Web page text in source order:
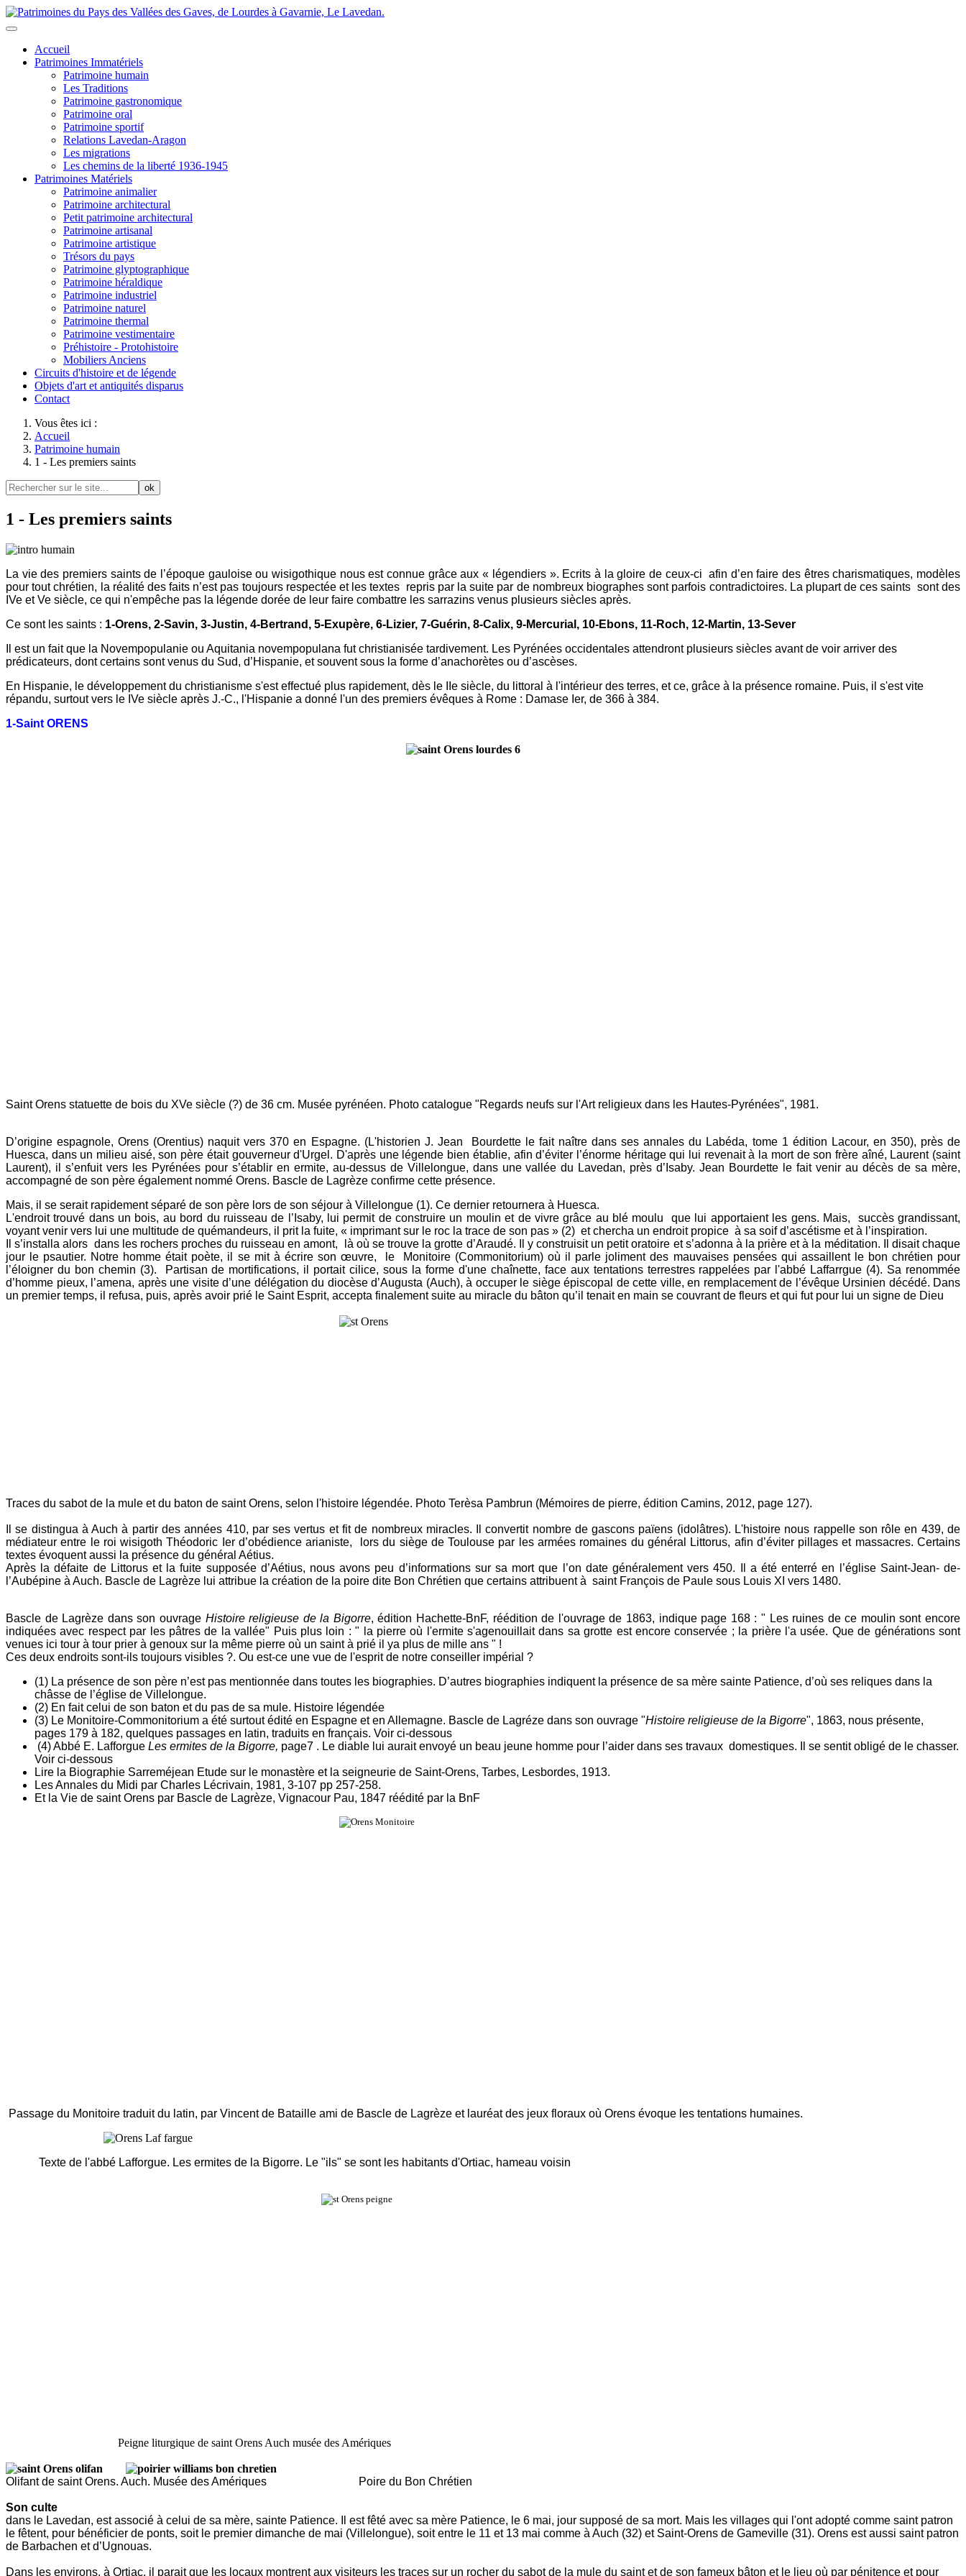
Accueil
Patrimoines Immatériels
Patrimoine humain
Les Traditions
Patrimoine gastronomique
Patrimoine oral
Patrimoine sportif
Relations Lavedan-Aragon
Les migrations
Les chemins de la liberté 1936-1945
Patrimoines Matériels
Patrimoine animalier
Patrimoine architectural
Petit patrimoine architectural
Patrimoine artisanal
Patrimoine artistique
Trésors du pays
Patrimoine glyptographique
Patrimoine héraldique
Patrimoine industriel
Patrimoine naturel
Patrimoine thermal
Patrimoine vestimentaire
Préhistoire - Protohistoire
Mobiliers Anciens
Circuits d'histoire et de légende
Objets d'art et antiquités disparus
Contact
Vous êtes ici :
Accueil
Patrimoine humain
1 - Les premiers saints
ok
1 - Les premiers saints
La vie des premiers saints de l’époque gauloise ou wisigothique nous est connue grâce aux « légendiers ». Ecrits à la gloire de ceux-ci afin d’en faire des êtres charismatiques, modèles
pour tout chrétien, la réalité des faits n’est pas toujours respectée et les textes repris par la suite par de nombreux biographes sont parfois contradictoires. La plupart de ces saints sont des
IVe et Ve siècle, ce qui n'empêche pas la légende dorée de leur faire combattre les sarrazins venus plusieurs siècles après.
Ce sont les saints : 1-Orens, 2-Savin, 3-Justin, 4-Bertrand, 5-Exupère, 6-Lizier, 7-Guérin, 8-Calix, 9-Mercurial, 10-Ebons, 11-Roch, 12-Martin, 13-Sever
Il est un fait que la Novempopulanie ou Aquitania novempopulana fut christianisée tardivement. Les Pyrénées occidentales attendront plusieurs siècles avant de voir arriver des
prédicateurs, dont certains sont venus du Sud, d’Hispanie, et souvent sous la forme d’anachorètes ou d’ascèses.
En Hispanie, le développement du christianisme s'est effectué plus rapidement, dès le IIe siècle, du littoral à l'intérieur des terres, et ce, grâce à la présence romaine. Puis, il s'est vite
répandu, surtout vers le IVe siècle après J.-C., l'Hispanie a donné l'un des premiers évêques à Rome : Damase Ier, de 366 à 384.
1-Saint ORENS
Saint Orens statuette de bois du XVe siècle (?) de 36 cm. Musée pyrénéen. Photo catalogue "Regards neufs sur l'Art religieux dans les Hautes-Pyrénées", 1981.
D’origine espagnole, Orens (Orentius) naquit vers 370 en Espagne. (L'historien J. Jean Bourdette le fait naître dans ses annales du Labéda, tome 1 édition Lacour, en 350), près de
Huesca, dans un milieu aisé, son père était gouverneur d'Urgel. D'après une légende bien établie, afin d’éviter l’énorme héritage qui lui revenait à la mort de son frère aîné, Laurent (saint
Laurent), il s’enfuit vers les Pyrénées pour s’établir en ermite, au-dessus de Villelongue, dans une vallée du Lavedan, près d’Isaby. Jean Bourdette le fait venir au décès de sa mère,
accompagné de son père également nommé Orens. Bascle de Lagrèze confirme cette présence.
Mais, il se serait rapidement séparé de son père lors de son séjour à Villelongue (1). Ce dernier retournera à Huesca.
L'endroit trouvé dans un bois, au bord du ruisseau de l’Isaby, lui permit de construire un moulin et de vivre grâce au blé moulu que lui apportaient les gens. Mais, succès grandissant,
voyant venir vers lui une multitude de quémandeurs, il prit la fuite, « imprimant sur le roc la trace de son pas » (2) et chercha un endroit propice à sa soif d’ascétisme et à l’inspiration.
Il s’installa alors dans les rochers proches du ruisseau en amont, là où se trouve la grotte d’Araudé. Il y construisit un petit oratoire et s’adonna à la prière et à la méditation. Il disait chaque
jour le psautier. Notre homme était poète, il se mit à écrire son œuvre, le Monitoire (Commonitorium) où il parle joliment des mauvaises pensées qui assaillent le bon chrétien pour
l’éloigner du bon chemin (3). Partisan de mortifications, il portait cilice, sous la forme d'une chaînette, face aux tentations terrestres rappelées par l'abbé Laffarrgue (4). Sa renommée
d’homme pieux, l’amena, après une visite d’une délégation du diocèse d’Augusta (Auch), à occuper le siège épiscopal de cette ville, en remplacement de l’évêque Ursinien décédé. Dans
un premier temps, il refusa, puis, après avoir prié le Saint Esprit, accepta finalement suite au miracle du bâton qu’il tenait en main se couvrant de fleurs et qui fut pour lui un signe de Dieu
Traces du sabot de la mule et du baton de saint Orens, selon l'histoire légendée. Photo Terèsa Pambrun (Mémoires de pierre, édition Camins, 2012, page 127).
Il se distingua à Auch à partir des années 410, par ses vertus et fit de nombreux miracles. Il convertit nombre de gascons païens (idolâtres). L'histoire nous rappelle son rôle en 439, de
médiateur entre le roi wisigoth Théodoric Ier d’obédience arianiste, lors du siège de Toulouse par les armées romaines du général Littorus, afin d’éviter pillages et massacres. Certains
textes évoquent aussi la présence du général Aétius.
Après la défaite de Littorus et la fuite supposée d’Aétius, nous avons peu d’informations sur sa mort que l’on date généralement vers 450. Il a été enterré en l’église Saint-Jean- de-
l’Aubépine à Auch. Bascle de Lagrèze lui attribue la création de la poire dite Bon Chrétien que certains attribuent à saint François de Paule sous Louis XI vers 1480.
Bascle de Lagrèze dans son ouvrage Histoire religieuse de la Bigorre, édition Hachette-BnF, réédition de l'ouvrage de 1863, indique page 168 : " Les ruines de ce moulin sont encore
indiquées avec respect par les pâtres de la vallée" Puis plus loin : " la pierre où l'ermite s'agenouillait dans sa grotte est encore conservée ; la prière l'a usée. Que de générations sont
venues ici tour à tour prier à genoux sur la même pierre où un saint à prié il ya plus de mille ans " !
Ces deux endroits sont-ils toujours visibles ?. Ou est-ce une vue de l'esprit de notre conseiller impérial ?
(1) La présence de son père n’est pas mentionnée dans toutes les biographies. D’autres biographies indiquent la présence de sa mère sainte Patience, d’où ses reliques dans la
châsse de l’église de Villelongue.
(2) En fait celui de son baton et du pas de sa mule. Histoire légendée
(3) Le Monitoire-Commonitorium a été surtout édité en Espagne et en Allemagne. Bascle de Lagréze dans son ouvrage "Histoire religieuse de la Bigorre", 1863, nous présente,
pages 179 à 182, quelques passages en latin, traduits en français. Voir ci-dessous
(4) Abbé E. Lafforgue Les ermites de la Bigorre, page7 . Le diable lui aurait envoyé un beau jeune homme pour l’aider dans ses travaux domestiques. Il se sentit obligé de le chasser.
Voir ci-dessous
Lire la Biographie Sarreméjean Etude sur le monastère et la seigneurie de Saint-Orens, Tarbes, Lesbordes, 1913.
Les Annales du Midi par Charles Lécrivain, 1981, 3-107 pp 257-258.
Et la Vie de saint Orens par Bascle de Lagrèze, Vignacour Pau, 1847 réédité par la BnF
Passage du Monitoire traduit du latin, par Vincent de Bataille ami de Bascle de Lagrèze et lauréat des jeux floraux où Orens évoque les tentations humaines.
Texte de l'abbé Lafforgue. Les ermites de la Bigorre. Le "ils" se sont les habitants d'Ortiac, hameau voisin
Peigne liturgique de saint Orens Auch musée des Amériques
Olifant de saint Orens. Auch. Musée des Amériques Poire du Bon Chrétien
Son culte
dans le Lavedan, est associé à celui de sa mère, sainte Patience. Il est fêté avec sa mère Patience, le 6 mai, jour supposé de sa mort. Mais les villages qui l'ont adopté comme saint patron
le fêtent, pour bénéficier de ponts, soit le premier dimanche de mai (Villelongue), soit entre le 11 et 13 mai comme à Auch (32) et Saint-Orens de Gameville (31). Orens est aussi saint patron
de Barbachen et d’Ugnouas.
Dans les environs, à Ortiac, il parait que les locaux montrent aux visiteurs les traces sur un rocher du sabot de la mule du saint et de son fameux bâton et le lieu où par pénitence et pour